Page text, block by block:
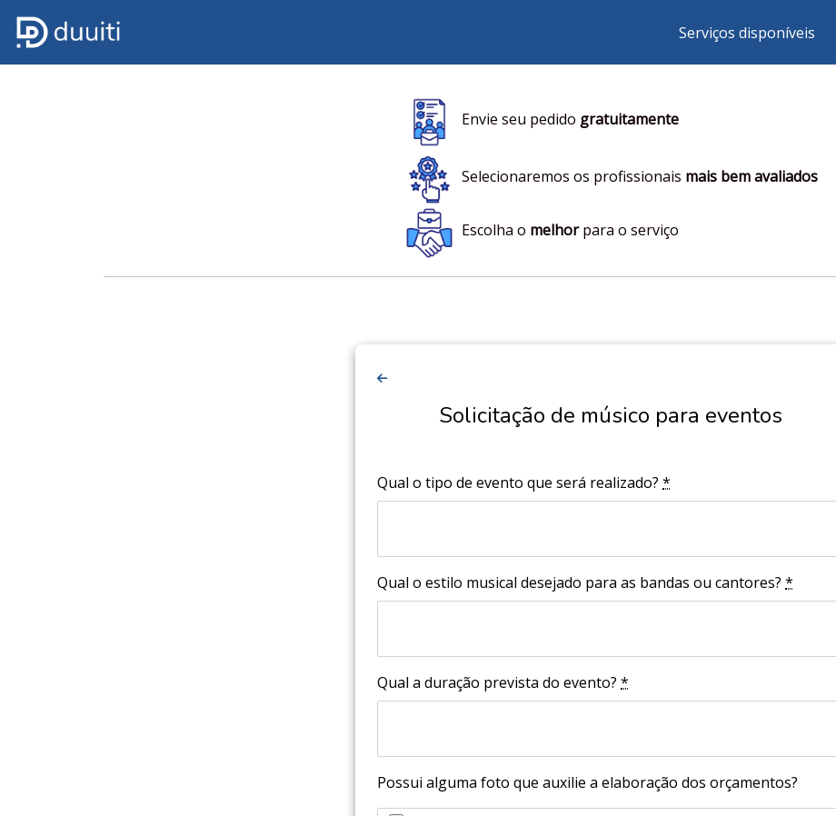
Serviços disponíveis
Envie seu pedido gratuitamente
Selecionaremos os profissionais mais bem avaliados
Escolha o melhorpara o serviço
Solicitação de músico para eventos
Qual o tipo de evento que será realizado? *
Qual o estilo musical desejado para as bandas ou cantores? *
Qual a duração prevista do evento? *
Possui alguma foto que auxilie a elaboração dos orçamentos?